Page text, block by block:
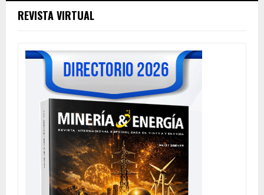
REVISTA VIRTUAL